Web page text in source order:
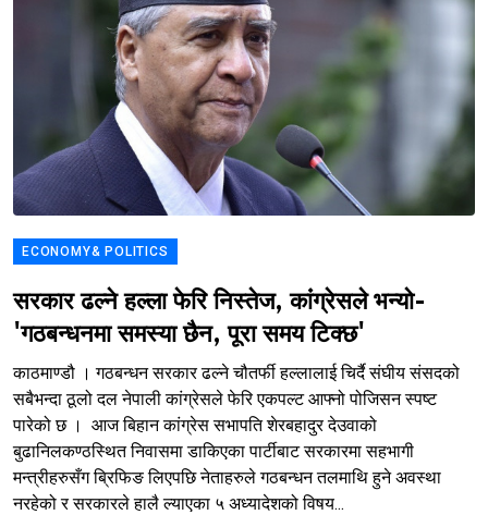
ECONOMY& POLITICS
सरकार ढल्ने हल्ला फेरि निस्तेज, कांंग्रेसले भन्यो-
'गठबन्धनमा समस्या छैन, पूरा समय टिक्छ'
काठमाण्डौ । गठबन्धन सरकार ढल्ने चौतर्फी हल्लालाई चिर्दै संघीय संसदको
सबैभन्दा ठूलो दल नेपाली कांग्रेसले फेरि एकपल्ट आफ्नो पोजिसन स्पष्ट
पारेको छ । आज बिहान कांग्रेस सभापति शेरबहादुर देउवाको
बुढानिलकण्ठस्थित निवासमा डाकिएका पार्टीबाट सरकारमा सहभागी
मन्त्रीहरुसँग ब्रिफिङ लिएपछि नेताहरुले गठबन्धन तलमाथि हुने अवस्था
नरहेको र सरकारले हालै ल्याएका ५ अध्यादेशको विषय...